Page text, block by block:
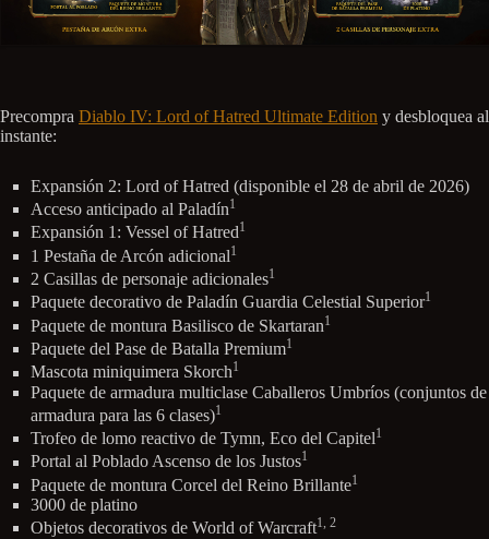
Precompra Diablo IV: Lord of Hatred Ultimate Edition y desbloquea al
instante:
Expansión 2: Lord of Hatred (disponible el 28 de abril de 2026)
Acceso anticipado al Paladín1
Expansión 1: Vessel of Hatred1
1 Pestaña de Arcón adicional1
2 Casillas de personaje adicionales1
Paquete decorativo de Paladín Guardia Celestial Superior1
Paquete de montura Basilisco de Skartaran1
Paquete del Pase de Batalla Premium1
Mascota miniquimera Skorch1
Paquete de armadura multiclase Caballeros Umbríos (conjuntos de
armadura para las 6 clases)1
Trofeo de lomo reactivo de Tymn, Eco del Capitel1
Portal al Poblado Ascenso de los Justos1
Paquete de montura Corcel del Reino Brillante1
3000 de platino
Objetos decorativos de World of Warcraft1, 2